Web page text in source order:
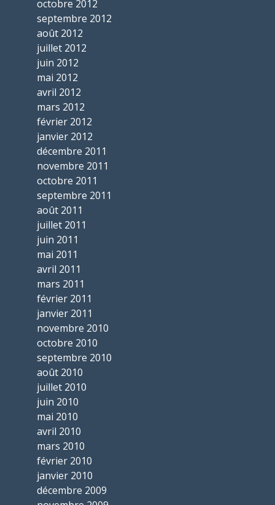
octobre 2012
septembre 2012
août 2012
juillet 2012
juin 2012
mai 2012
avril 2012
mars 2012
février 2012
janvier 2012
décembre 2011
novembre 2011
octobre 2011
septembre 2011
août 2011
juillet 2011
juin 2011
mai 2011
avril 2011
mars 2011
février 2011
janvier 2011
novembre 2010
octobre 2010
septembre 2010
août 2010
juillet 2010
juin 2010
mai 2010
avril 2010
mars 2010
février 2010
janvier 2010
décembre 2009